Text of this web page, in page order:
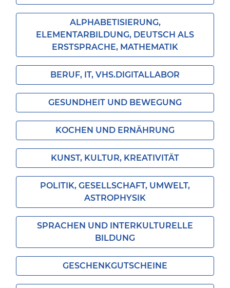
ALPHABETISIERUNG,
ELEMENTARBILDUNG, DEUTSCH ALS
ERSTSPRACHE, MATHEMATIK
BERUF, IT, VHS.DIGITALLABOR
GESUNDHEIT UND BEWEGUNG
KOCHEN UND ERNÄHRUNG
KUNST, KULTUR, KREATIVITÄT
POLITIK, GESELLSCHAFT, UMWELT,
ASTROPHYSIK
SPRACHEN UND INTERKULTURELLE
BILDUNG
GESCHENKGUTSCHEINE